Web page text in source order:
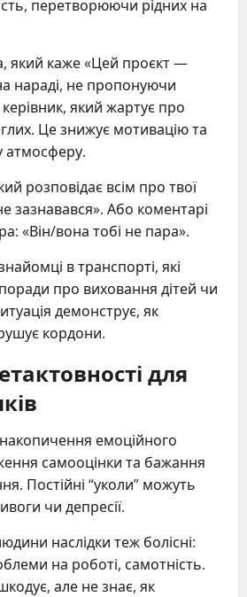
перетворюючи рідних на
який каже «Цей проєкт —
нараді, не пропонуючи
який жартує про
Це знижує мотивацію та
атмосферу.
розповідає всім про твої
зазнавався». Або коментарі
«Він/вона тобі не пара».
в транспорті, які
про виховання дітей чи
демонструє, як
кордони.
для
емоційного
самооцінки та бажання
Постійні “уколи” можуть
чи депресії.
наслідки теж болісні:
на роботі, самотність.
але не знає, як